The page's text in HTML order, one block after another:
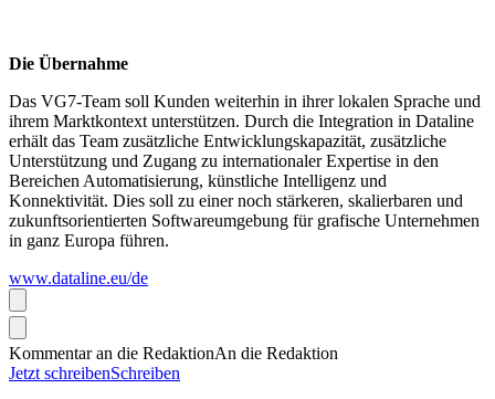
Die Übernahme
Das VG7-Team soll Kunden weiterhin in ihrer lokalen Sprache und
ihrem Marktkontext unterstützen. Durch die Integration in Dataline
erhält das Team zusätzliche Entwicklungskapazität, zusätzliche
Unterstützung und Zugang zu internationaler Expertise in den
Bereichen Automatisierung, künstliche Intelligenz und
Konnektivität. Dies soll zu einer noch stärkeren, skalierbaren und
zukunftsorientierten Softwareumgebung für grafische Unternehmen
in ganz Europa führen.
www.dataline.eu/de
Kommentar an die RedaktionAn die Redaktion
Jetzt schreibenSchreiben